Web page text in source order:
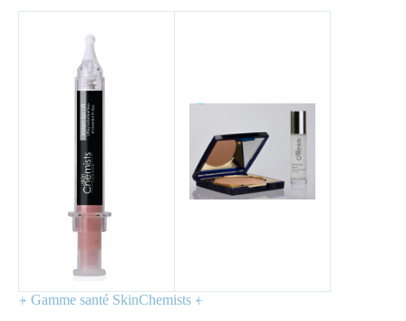
⍆ Gamme santé SkinChemists ⍅